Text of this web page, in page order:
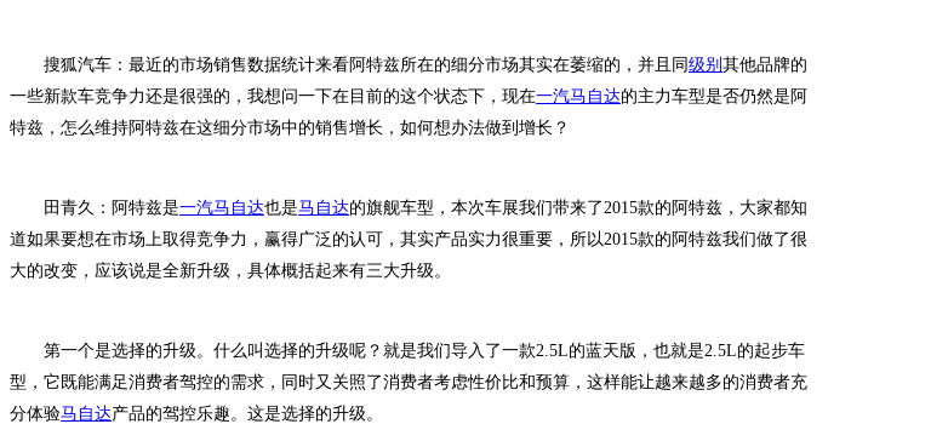
搜狐汽车：最近的市场销售数据统计来看阿特兹所在的细分市场其实在萎缩的，并且同 级别 其他品牌的
一些新款车竞争力还是很强的，我想问一下在目前的这个状态下，现在一汽马自达的主力车型是否仍然是阿
特兹，怎么维持阿特兹在这细分市场中的销售增长，如何想办法做到增长？
田青久：阿特兹是一汽马自达也是马自达的旗舰车型，本次车展我们带来了2015款的阿特兹，大家都知
道如果要想在市场上取得竞争力，赢得广泛的认可，其实产品实力很重要，所以2015款的阿特兹我们做了很
大的改变，应该说是全新升级，具体概括起来有三大升级。
第一个是选择的升级。什么叫选择的升级呢？就是我们导入了一款2.5L的蓝天版，也就是2.5L的起步车
型，它既能满足消费者驾控的需求，同时又关照了消费者考虑性价比和预算，这样能让越来越多的消费者充
分体验马自达产品的驾控乐趣。这是选择的升级。